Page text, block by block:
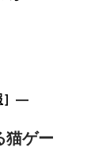
］―
猫ゲー